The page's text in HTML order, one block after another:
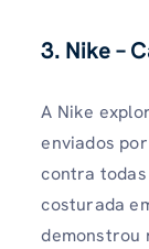
3. Nike –
A Nike
enviados
contra todas
costurada
demonstrou